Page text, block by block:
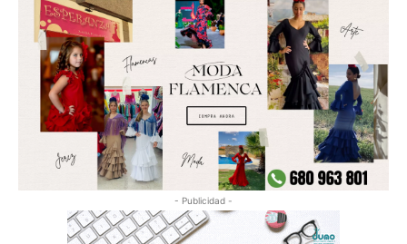
- Publicidad -